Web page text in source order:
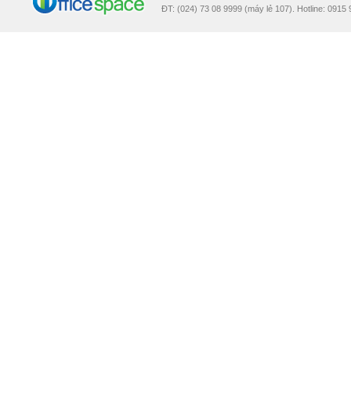
ĐT: (024) 73 08 9999 (máy lẻ 107). Hotline: 0915